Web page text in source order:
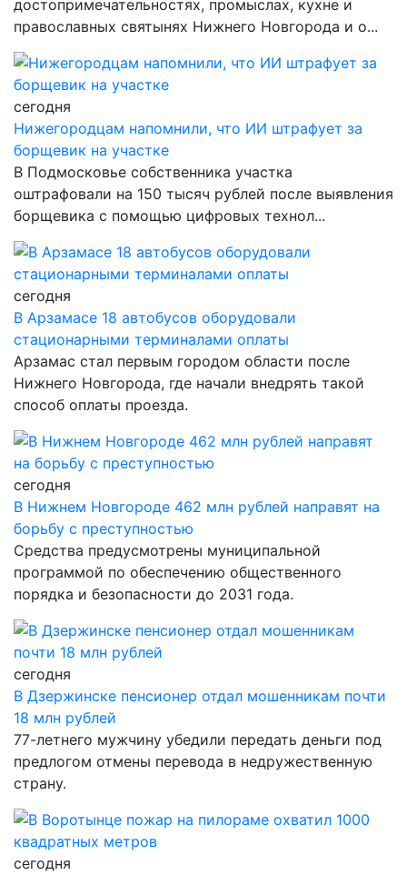
достопримечательностях, промыслах, кухне и
православных святынях Нижнего Новгорода и о...
сегодня
Нижегородцам напомнили, что ИИ штрафует за
борщевик на участке
В Подмосковье собственника участка
оштрафовали на 150 тысяч рублей после выявления
борщевика с помощью цифровых технол...
сегодня
В Арзамасе 18 автобусов оборудовали
стационарными терминалами оплаты
Арзамас стал первым городом области после
Нижнего Новгорода, где начали внедрять такой
способ оплаты проезда.
сегодня
В Нижнем Новгороде 462 млн рублей направят на
борьбу с преступностью
Средства предусмотрены муниципальной
программой по обеспечению общественного
порядка и безопасности до 2031 года.
сегодня
В Дзержинске пенсионер отдал мошенникам почти
18 млн рублей
77-летнего мужчину убедили передать деньги под
предлогом отмены перевода в недружественную
страну.
сегодня